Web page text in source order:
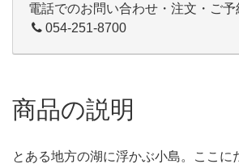
電話でのお問い合わせ・注文・ご予
054-251-8700
商品の説明
とある地方の湖に浮かぶ小島。ここに